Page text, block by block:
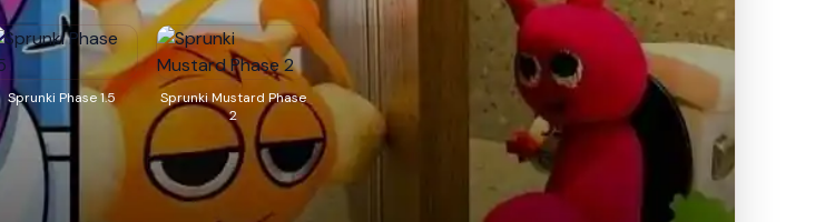
Sprunki Phase 1.5
Sprunki Mustard Phase
2